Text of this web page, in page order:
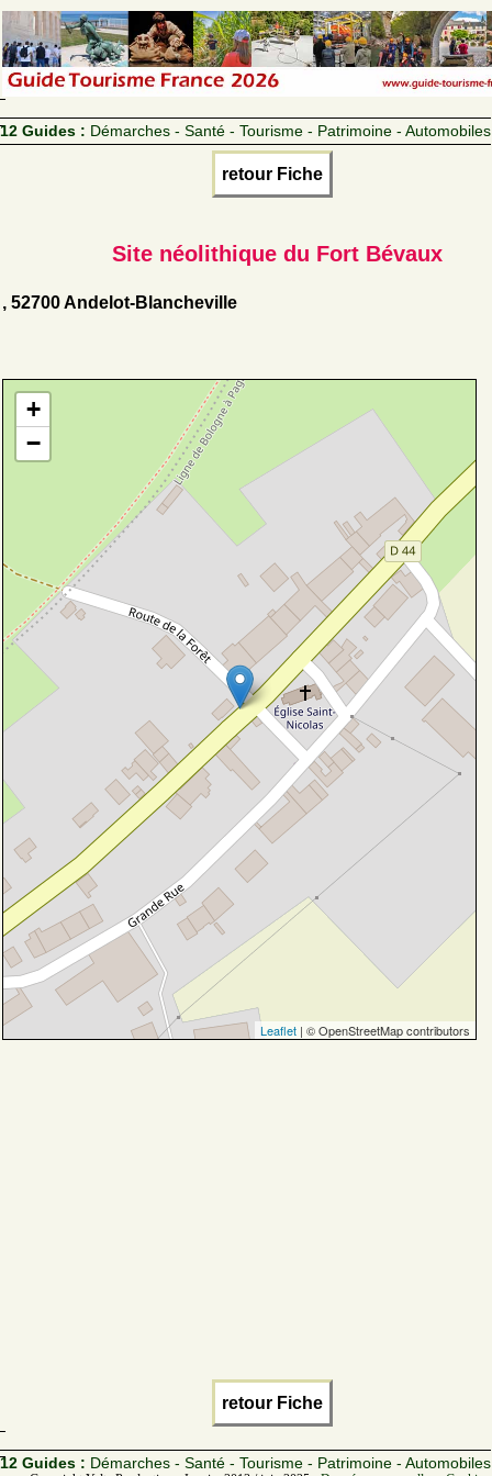
12 Guides : Démarches - Santé - Tourisme - Patrimoine - Automobiles
retour Fiche
Site néolithique du Fort Bévaux
, 52700 Andelot-Blancheville
+
−
Leaflet | © OpenStreetMap contributors
retour Fiche
12 Guides : Démarches - Santé - Tourisme - Patrimoine - Automobiles